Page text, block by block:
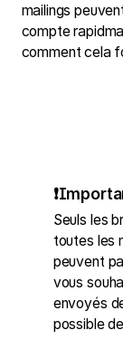
mailings
compte
comment cela
Seuls les
toutes les
peuvent
vous
envoyés
possible